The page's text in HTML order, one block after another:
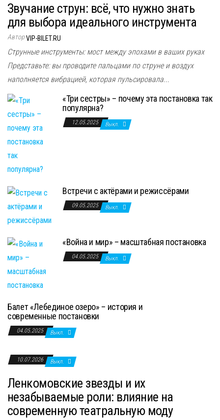
Звучание струн: всё, что нужно знать
для выбора идеального инструмента
АвторVIP-BILET.RU
Струнные инструменты: мост между эпохами в ваших руках
Представьте: вы проводите пальцами по струне и воздух
наполняется вибрацией, которая пульсировала...
«Три сестры» – почему эта постановка так
популярна?
12.05.2025 Выкл.
Встречи с актёрами и режиссёрами
09.05.2025 Выкл.
«Война и мир» – масштабная постановка
04.05.2025 Выкл.
Балет «Лебединое озеро» – история и
современные постановки
04.05.2025 Выкл.
10.07.2026 Выкл.
Ленкомовские звезды и их
незабываемые роли: влияние на
современную театральную моду